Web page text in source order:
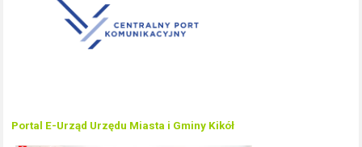
Portal E-Urząd Urzędu Miasta i Gminy Kikół